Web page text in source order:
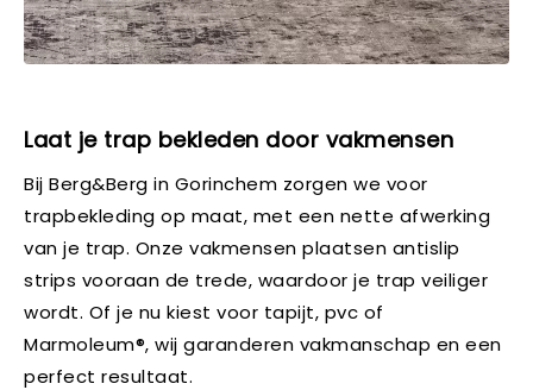
Laat je trap bekleden door vakmensen
Bij Berg&Berg in Gorinchem zorgen we voor
trapbekleding op maat, met een nette afwerking
van je trap. Onze vakmensen plaatsen antislip
strips vooraan de trede, waardoor je trap veiliger
wordt. Of je nu kiest voor tapijt, pvc of
Marmoleum®, wij garanderen vakmanschap en een
perfect resultaat.